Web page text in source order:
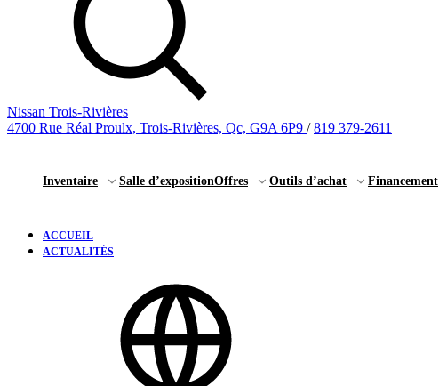
Nissan Trois-Rivières
4700 Rue Réal Proulx, Trois-Rivières, Qc, G9A 6P9 / 819 379-2611
Inventaire Salle d’expositionOffres Outils d’achat Financement
ACCUEIL
ACTUALITÉS